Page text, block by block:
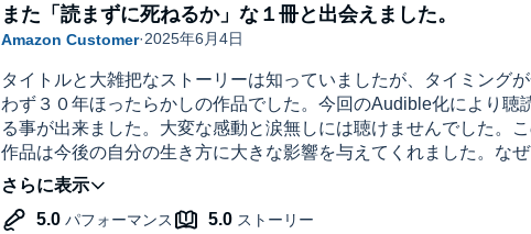
タイトルと大雑把なストーリーは知っていましたが、タイミング
わず３０年ほったらかしの作品でした。今回のAudible化により聴
る事が出来ました。大変な感動と涙無しには聴けませんでした。
作品は今後の自分の生き方に大きな影響を与えてくれました。なぜ
っと早く読まなかったのかと後悔し、若い人に是非読んでほしい作
だと思いました。
また「読まずに死ねるか」な１冊と出会えました。